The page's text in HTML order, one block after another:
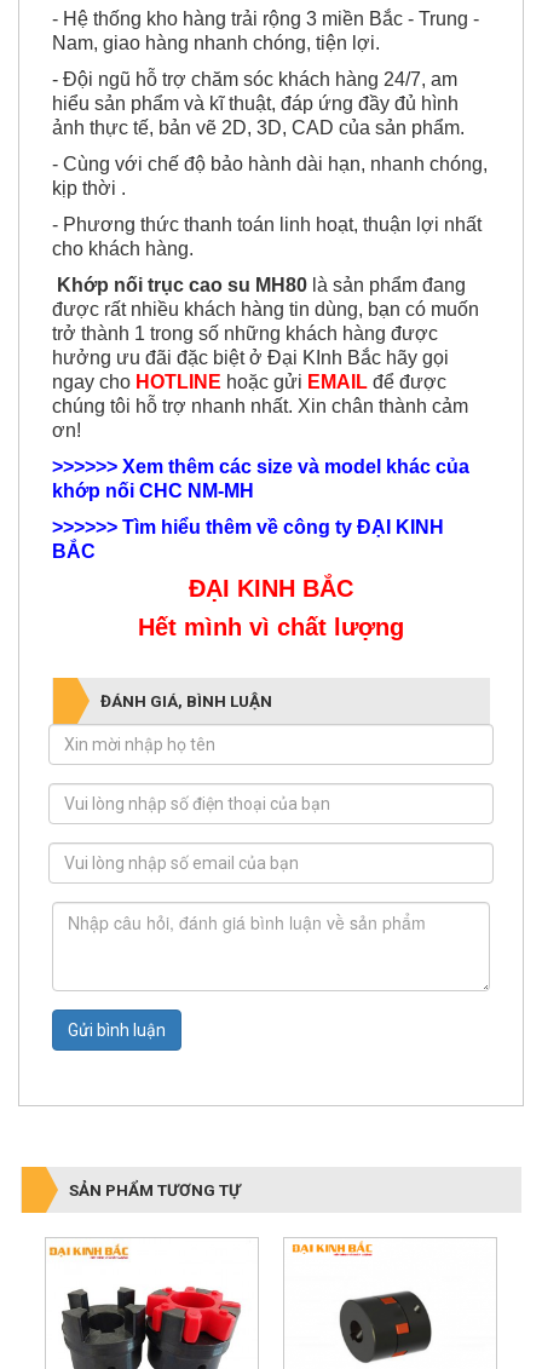
Nam, giao hàng nhanh chóng, tiện lợi.
- Đội ngũ hỗ trợ chăm sóc khách hàng 24/7, am
hiểu sản phẩm và kĩ thuật, đáp ứng đầy đủ hình
ảnh thực tế, bản vẽ 2D, 3D, CAD của sản phẩm.
- Cùng với chế độ bảo hành dài hạn, nhanh chóng,
kịp thời .
- Phương thức thanh toán linh hoạt, thuận lợi nhất
cho khách hàng.
Khớp nối trục cao su MH80
được rất nhiều khách hàng tin dùng, bạn có muốn
trở thành 1 trong số những khách hàng được
hưởng ưu đãi đặc biệt ở Đại KInh Bắc hãy gọi
ngay choHOTLINE hoặc gửi EMAILđể được
chúng tôi hỗ trợ nhanh nhất. Xin chân thành cảm
ơn!
>>>>>>
khớp nối CHC NM-MH
>>>>>> T ìm hiểu thêm về công ty ĐẠI KINH
BẮC
Hết mình vì chất lượng